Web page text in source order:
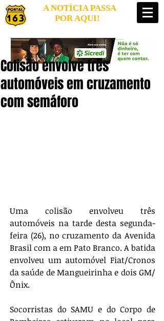
A NOTÍCIA PASSA
POR AQUI!
Colisão envolve três
automóveis em cruzamento
com semáforo
Uma colisão envolveu três
automóveis na tarde desta segunda-
feira (26), no cruzamento da Avenida
Brasil com a em Pato Branco. A batida
envolveu um automóvel Fiat/Cronos
da saúde de Mangueirinha e dois GM/
Ônix.
Socorristas do SAMU e do Corpo de